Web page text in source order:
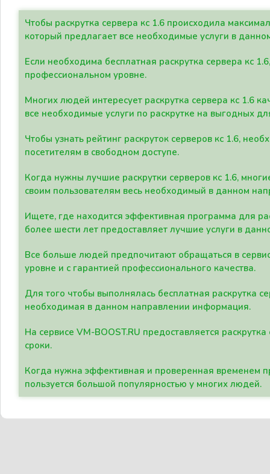
Чтобы раскрутка сервера кс 1.6 происходила
который предлагает все необходимые услуги в
Если необходима бесплатная раскрутка сервера кс
профессиональном уровне.
Многих людей интересует раскрутка сервера кс 1.6
все необходимые услуги по раскрутке на выгодных
Чтобы узнать рейтинг раскруток серверов кс 1.6,
посетителям в свободном доступе.
Когда нужны лучшие раскрутки серверов кс 1.6,
своим пользователям весь необходимый в данном
Ищете, где находится эффективная программа для
более шести лет предоставляет лучшие услуги в
Все больше людей предпочитают обращаться в
уровне и с гарантией профессионального качества.
Для того чтобы выполнялась бесплатная раскрутка
необходимая в данном направлении информация.
На сервисе VM-BOOST.RU предоставляется
сроки.
Когда нужна эффективная и проверенная временем
пользуется большой популярностью у многих людей.